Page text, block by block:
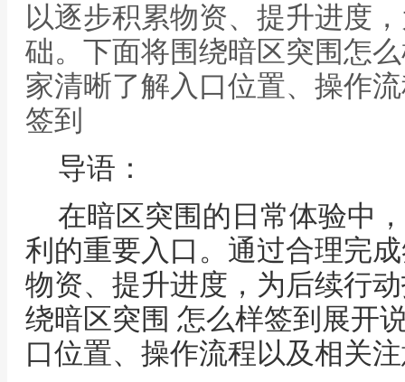
以逐步积累物资、提升进度
础。下面将围绕暗区突围怎
家清晰了解入口位置、操作
签到
导语：
在暗区突围的日常体验中
利的重要入口。通过合理完
物资、提升进度，为后续行
绕暗区突围 怎么样签到展开
口位置、操作流程以及相关